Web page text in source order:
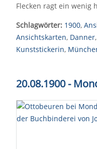
Flecken ragt ein wenig
Schlagwörter: 1900,
Ansichtskarten, Danner,
Kunststickerin,
20.08.1900 -